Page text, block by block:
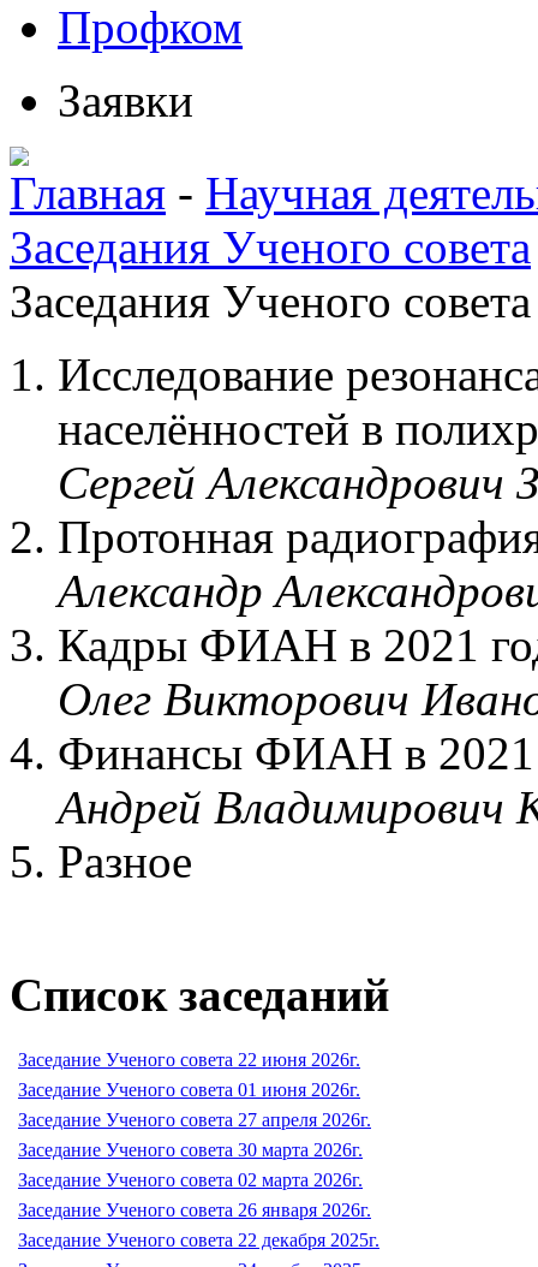
Профком
Заявки
Главная - Научная
Заседания Ученого совета
Заседания Ученого
Исследование
населённостей в
Сергей Александрович
Протонная
Александр
Кадры ФИАН в 2021
Олег Викторович
Финансы ФИАН в 2021
Андрей Владимирович
Разное
Список заседаний
Заседание Ученого совета 22 июня 2026г.
Заседание Ученого совета 01 июня 2026г.
Заседание Ученого совета 27 апреля 2026г.
Заседание Ученого совета 30 марта 2026г.
Заседание Ученого совета 02 марта 2026г.
Заседание Ученого совета 26 января 2026г.
Заседание Ученого совета 22 декабря 2025г.